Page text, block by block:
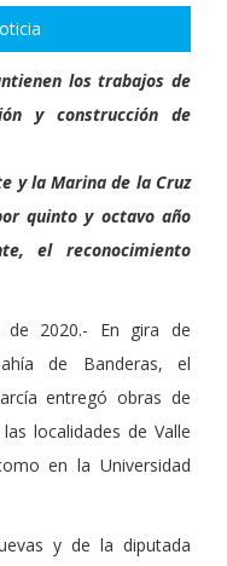
los trabajos de
y construcción de
y la Marina de la Cruz
quinto y octavo año
el reconocimiento
de 2020.- En gira de
de Banderas, el
entregó obras de
localidades de Valle
en la Universidad
y de la diputada